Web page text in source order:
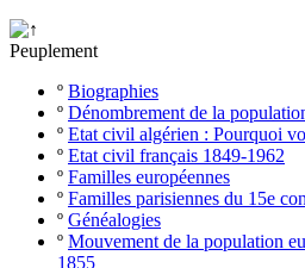
Peuplement
º Biographies
º Dénombrement de la
º Etat civil algérien : Pourquoi
º Etat civil français 1849-1962
º Familles européennes
º Familles parisiennes du 15e
º Généalogies
º Mouvement de la population
1855